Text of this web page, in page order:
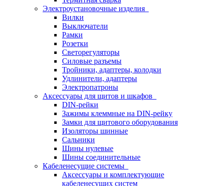
Электроустановочные изделия
Вилки
Выключатели
Рамки
Розетки
Светорегуляторы
Силовые разъемы
Тройники, адаптеры, колодки
Удлинители, адаптеры
Электропатроны
Аксессуары для щитов и шкафов
DIN-рейки
Зажимы клеммные на DIN-рейку
Замки для щитового оборудования
Изоляторы шинные
Сальники
Шины нулевые
Шины соединительные
Кабеленесущие системы
Аксессуары и комплектующие
кабеленесущих систем